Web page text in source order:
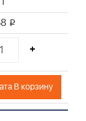
i
+
В корзину